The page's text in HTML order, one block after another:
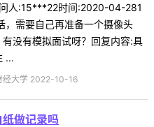
人:15***22时间:2020-04-281
，需要自己再准备一个摄像头
没有模拟面试呀？回复内容:具
...
经大学 2022-10-16
做记录吗